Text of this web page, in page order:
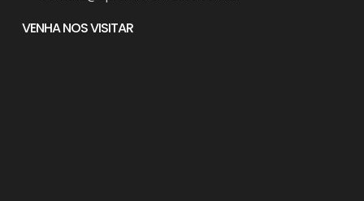
VENHA NOS VISITAR